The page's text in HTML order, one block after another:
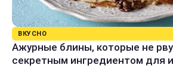
ВКУСНО
Ажурные блины, которые не
секретным ингредиентом для